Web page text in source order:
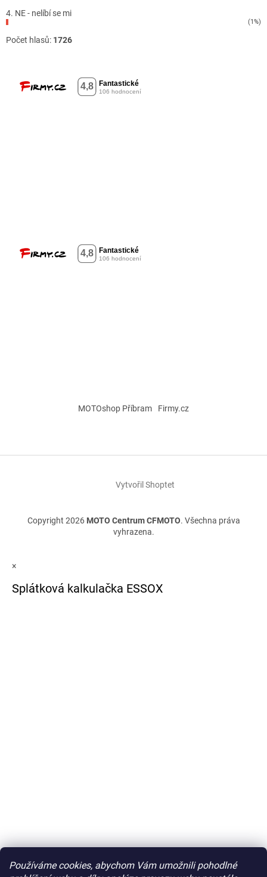
Používáme cookies, abychom Vám umožnili pohodlné
4. NE - nelíbí se mi
(1%)
Počet hlasů: 1726
MOTOshop Příbram Firmy.cz
Vytvořil Shoptet
Copyright 2026 MOTO Centrum CFMOTO. Všechna práva
vyhrazena.
×
Splátková kalkulačka ESSOX